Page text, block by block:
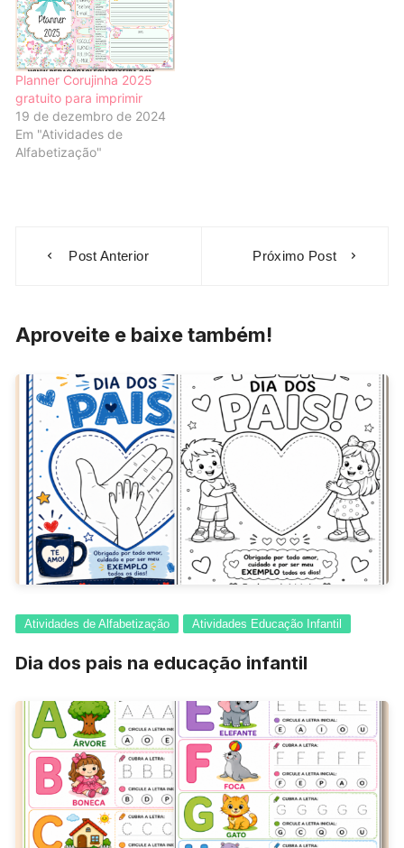
Planner Corujinha 2025
gratuito para imprimir
19 de dezembro de 2024
Em "Atividades de
Alfabetização"
Post Anterior Próximo Post
Aproveite e baixe também!
Atividades de Alfabetização Atividades Educação Infantil
Dia dos pais na educação infantil